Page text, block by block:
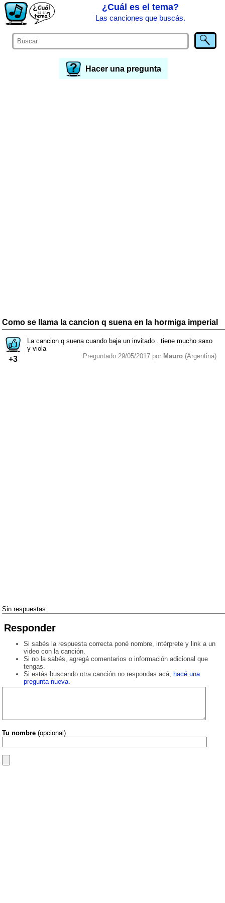
¿Cuál es el tema?
Las canciones que buscás.
Hacer una pregunta
Como se llama la cancion q suena en la hormiga imperial
+3
La cancion q suena cuando baja un invitado . tiene mucho saxo
y viola
Preguntado 29/05/2017 por Mauro (Argentina)
Sin respuestas
Responder
Si sabés la respuesta correcta poné nombre, intérprete y link a un
video con la canción.
Si no la sabés, agregá comentarios o información adicional que
tengas.
Si estás buscando otra canción no respondas acá, hacé una
pregunta nueva.
Tu nombre (opcional)